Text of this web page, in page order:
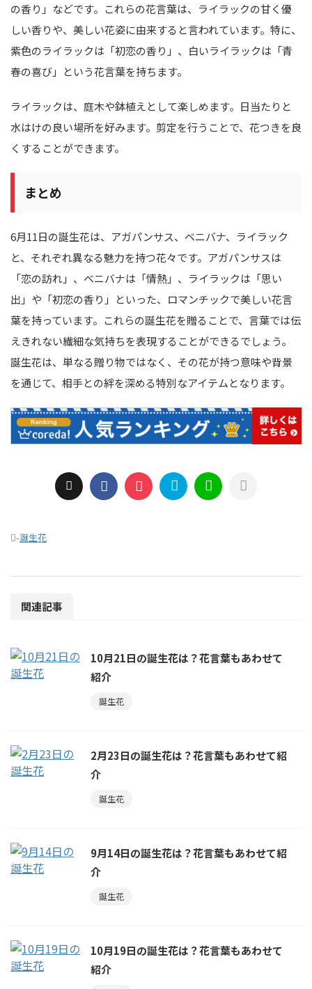
の香り」などです。これらの花言葉は、ライラックの甘く優
しい香りや、美しい花姿に由来すると言われています。特に、
紫色のライラックは「初恋の香り」、白いライラックは「青
春の喜び」という花言葉を持ちます。
ライラックは、庭木や鉢植えとして楽しめます。日当たりと
水はけの良い場所を好みます。剪定を行うことで、花つきを良
くすることができます。
まとめ
6月11日の誕生花は、アガパンサス、ベニバナ、ライラック
と、それぞれ異なる魅力を持つ花々です。アガパンサスは
「恋の訪れ」、ベニバナは「情熱」、ライラックは「思い
出」や「初恋の香り」といった、ロマンチックで美しい花言
葉を持っています。これらの誕生花を贈ることで、言葉では伝
えきれない繊細な気持ちを表現することができるでしょう。
誕生花は、単なる贈り物ではなく、その花が持つ意味や背景
を通じて、相手との絆を深める特別なアイテムとなります。
-誕生花
関連記事
10月21日の誕生花は？花言葉もあわせて
紹介
誕生花
2月23日の誕生花は？花言葉もあわせて紹
介
誕生花
9月14日の誕生花は？花言葉もあわせて紹
介
誕生花
10月19日の誕生花は？花言葉もあわせて
紹介